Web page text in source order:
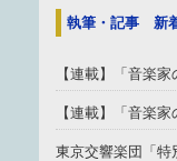
執筆・記事 新
【連載】「音楽
【連載】「音楽
東京交響楽団「特